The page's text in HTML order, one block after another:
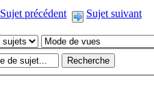
Sujet précédent Sujet suivant